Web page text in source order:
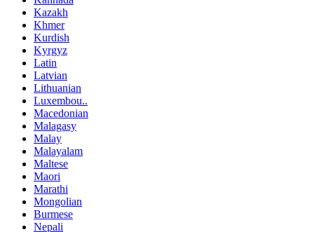
Kazakh
Khmer
Kurdish
Kyrgyz
Latin
Latvian
Lithuanian
Luxembou..
Macedonian
Malagasy
Malay
Malayalam
Maltese
Maori
Marathi
Mongolian
Burmese
Nepali